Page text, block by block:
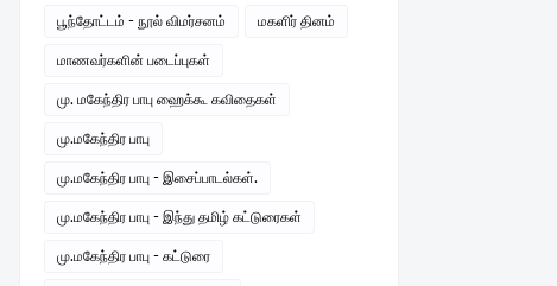
பூந்தோட்டம் - நூல் விமர்சனம் மகளிர் தினம்
மாணவர்களின் படைப்புகள்
மு. மகேந்திர பாபு ஹைக்கூ கவிதைகள்
மு.மகேந்திர பாபு
மு.மகேந்திர பாபு - இசைப்பாடல்கள்.
மு.மகேந்திர பாபு - இந்து தமிழ் கட்டுரைகள்
மு.மகேந்திர பாபு - கட்டுரை